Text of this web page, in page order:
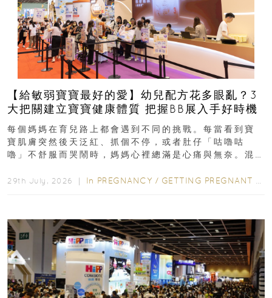
【給敏弱寶寶最好的愛】幼兒配方花多眼亂？3
大把關建立寶寶健康體質 把握BB展入手好時機
每個媽媽在育兒路上都會遇到不同的挑戰。每當看到寶
寶肌膚突然後天泛紅、抓個不停，或者肚仔「咕嚕咕
嚕」不舒服而哭鬧時，媽媽心裡總滿是心痛與無奈。混
29th July, 2026 ｜ In PREGNANCY / GETTING PREGNANT